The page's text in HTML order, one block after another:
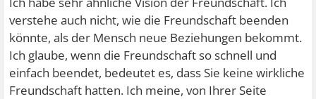
verstehe auch nicht, wie die Freundschaft beenden
könnte, als der Mensch neue Beziehungen bekommt.
Ich glaube, wenn die Freundschaft so schnell und
einfach beendet, bedeutet es, dass Sie keine wirkliche
Freundschaft hatten. Ich meine, von Ihrer Seite